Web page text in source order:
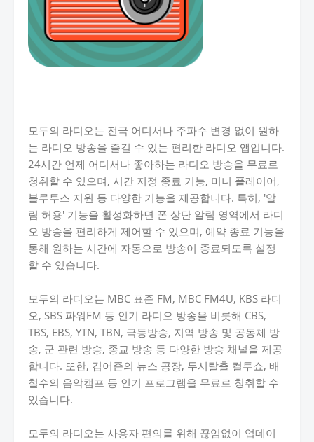
모두의 라디오는 전국 어디서나 주파수 변경 없이 원하
는 라디오 방송을 즐길 수 있는 편리한 라디오 앱입니다.
24시간 언제 어디서나 좋아하는 라디오 방송을 무료로
청취할 수 있으며, 시간 지정 종료 기능, 미니 플레이어,
블루투스 지원 등 다양한 기능을 제공합니다. 특히, '알
림 허용' 기능을 활성화하면 폰 상단 알림 영역에서 라디
오 방송을 편리하게 제어할 수 있으며, 예약 종료 기능을
통해 원하는 시간에 자동으로 방송이 종료되도록 설정
할 수 있습니다.
모두의 라디오는 MBC 표준 FM, MBC FM4U, KBS 라디
오, SBS 파워FM 등 인기 라디오 방송을 비롯해 CBS,
TBS, EBS, YTN, TBN, 극동방송, 지역 방송 및 공동체 방
송, 군 관련 방송, 종교 방송 등 다양한 방송 채널을 제공
합니다. 또한, 김어준의 뉴스 공장, 두시탈출 컬투쇼, 배
철수의 음악캠프 등 인기 프로그램을 무료로 청취할 수
있습니다.
모두의 라디오는 사용자 편의를 위해 끊임없이 업데이